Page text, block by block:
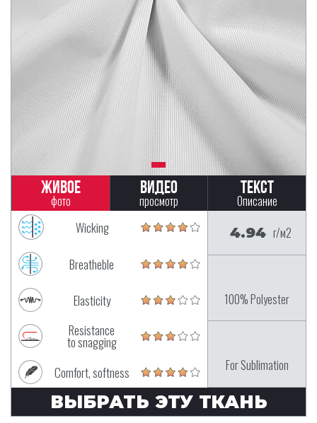
Живое
фото
Видео
просмотр
Текст
Описание
Wicking
Breatheble
Elasticity
Resistance
to snagging
Comfort, softness
4.94 г/м2
100% Polyester
For Sublimation
ВЫБРАТЬ ЭТУ ТКАНЬ